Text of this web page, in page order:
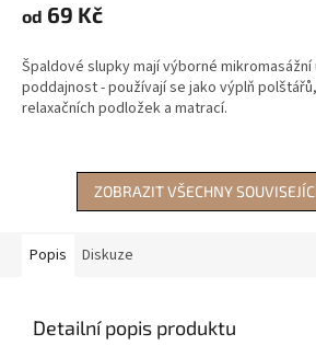
produktu
je
z
5
hvězdiček.
od 69 Kč
Špaldové slupky mají výborné
poddajnost - používají se jako výplň
relaxačních podložek a matrací.
ZOBRAZIT VŠECHNY
Popis Diskuze
Detailní popis produktu